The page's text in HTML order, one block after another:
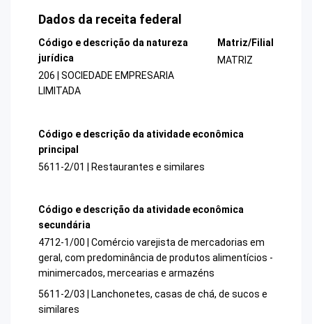
Dados da receita federal
Código e descrição da natureza
jurídica
206 | SOCIEDADE EMPRESARIA
LIMITADA
Matriz/Filial
MATRIZ
Código e descrição da atividade econômica
principal
5611-2/01 | Restaurantes e similares
Código e descrição da atividade econômica
secundária
4712-1/00 | Comércio varejista de mercadorias em
geral, com predominância de produtos alimentícios -
minimercados, mercearias e armazéns
5611-2/03 | Lanchonetes, casas de chá, de sucos e
similares